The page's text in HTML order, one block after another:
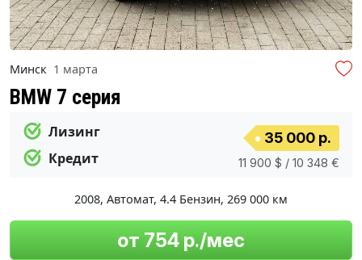
Минск 1 марта
BMW 7 серия
Лизинг
Кредит
35 000 р.
11 900 $ / 10 348 €
2008, Автомат, 4.4 Бензин, 269 000 км
от 754 р./мес